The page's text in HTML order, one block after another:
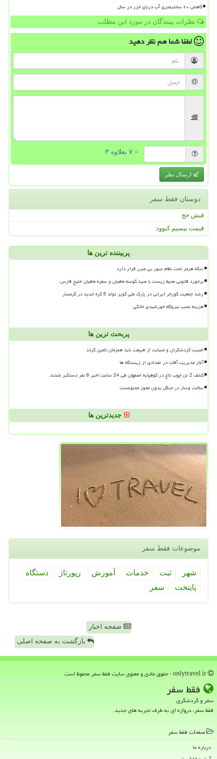
کاهش ۲۰ سانتیمتری آب دریای خزر در سال
نظرات بینندگان در مورد این مطلب
لطفا شما همنظر دهید
= ۷ بعلاوه ۳
ارسال نظر
دوستان فقط سفر
فیش حج
قیمت بیسیم کنوود
پربیننده ترین ها
تنگه هرمز تحت نظام عبور بی ضرر قرار دارد
برخورد قانونی محیط زیست با صید کوسه ماهیان و سفره ماهیان خلیج فارس
رشد جمعیت گورخر ایرانی در پارک ملی کویر تولد 5 کره جدید در گرمسار
هزینه نصب نیروگاه خورشیدی خانگی
پربحث ترین ها
امنیت گردشگران و صیانت از طبیعت باید همزمان تامین گردد
آغاز مدیریت آفات در تعدادی از زیستگاه ها
کشف 2 تن چوب تاغ در کوهپایه اصفهان طی 24 ساعت اخیر 8 نفر دستگیر شدند
ساخت وساز در جنگل بدون مجوز ممنوعست
جدیدترین ها
موضوعات فقط سفر
شهر ثبت خدمات آموزش رپورتاژ
دستگاه
پایتخت
سفر
صفحه اخبار
بازگشت به صفحه اصلی
فقط سفر
سفر و گردشگری
فقط سفر، دروازه ای به طرف تجربه های جدید.
صفحات فقط سفر
درباره ما